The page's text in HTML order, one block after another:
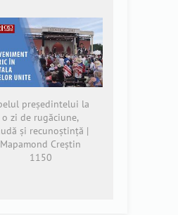
președintelui la
o zi de rugăciune,
și recunoștință |
Mapamond Creștin
1150